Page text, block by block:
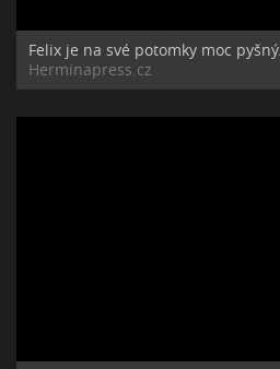
Felix je na své potomky moc pyšný.
Herminapress.cz